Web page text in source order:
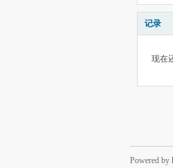
记录
现在
Powered by